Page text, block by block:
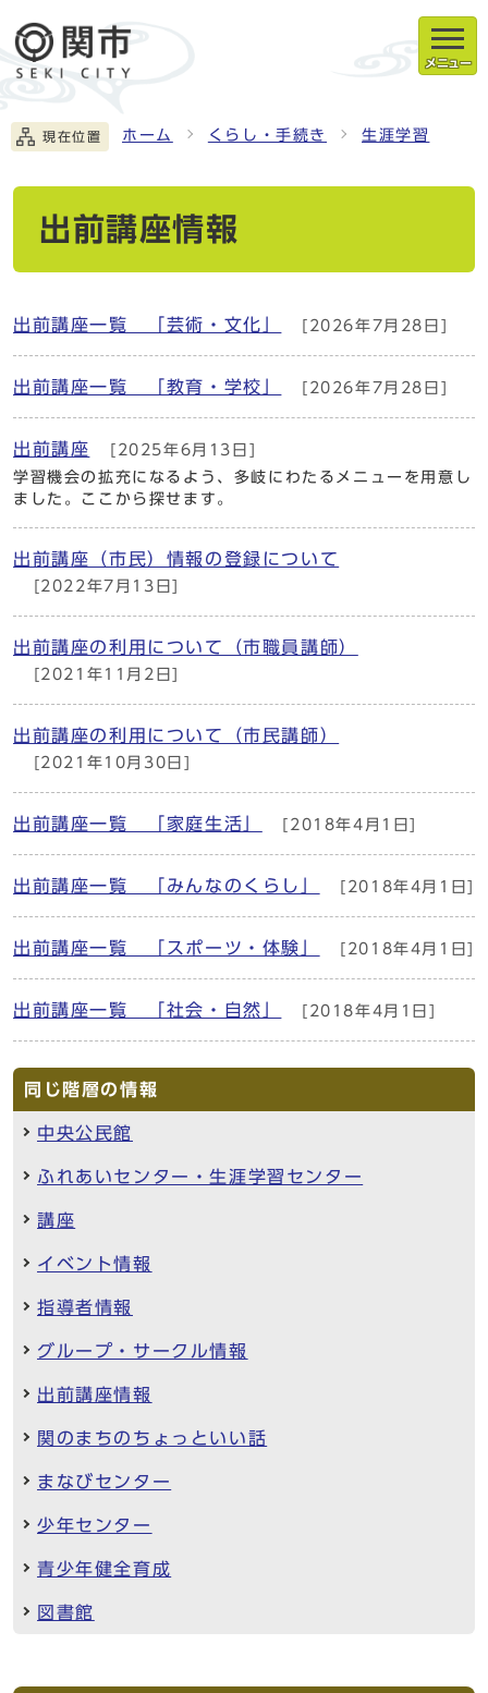
メニュー
現在位置 ホーム くらし・手続き 生涯学習
出前講座情報
出前講座一覧 「芸術・文化」 [2026年7月28日]
出前講座一覧 「教育・学校」 [2026年7月28日]
出前講座
[2025年6月13日]
学習機会の拡充になるよう、多岐にわたるメニューを用意し
ました。ここから探せます。
出前講座（市民）情報の登録について
[2022年7月13日]
出前講座の利用について（市職員講師）
[2021年11月2日]
出前講座の利用について（市民講師）
[2021年10月30日]
出前講座一覧 「家庭生活」 [2018年4月1日]
出前講座一覧 「みんなのくらし」 [2018年4月1日]
出前講座一覧 「スポーツ・体験」 [2018年4月1日]
出前講座一覧 「社会・自然」 [2018年4月1日]
同じ階層の情報
中央公民館
ふれあいセンター・生涯学習センター
講座
イベント情報
指導者情報
グループ・サークル情報
出前講座情報
関のまちのちょっといい話
まなびセンター
少年センター
青少年健全育成
図書館